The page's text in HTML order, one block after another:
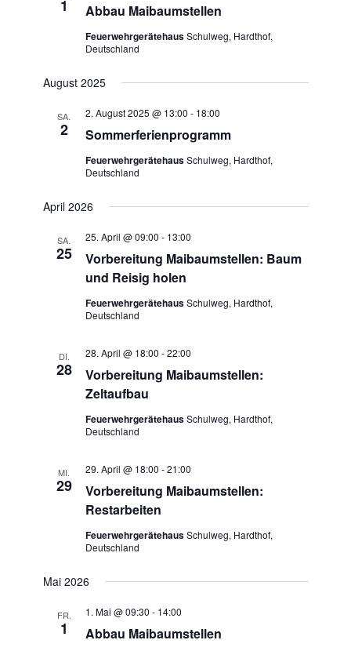
1 Abbau Maibaumstellen
FeuerwehrgerätehausSchulweg, Hardthof,
Deutschland
August 2025
SA.
2 Sommerferienprogramm
2. August 2025 @ 13:00 - 18:00
FeuerwehrgerätehausSchulweg, Hardthof,
Deutschland
April 2026
SA.
25
Vorbereitung Maibaumstellen: Baum
und Reisig holen
25. April @ 09:00 - 13:00
FeuerwehrgerätehausSchulweg, Hardthof,
Deutschland
DI.
28
Vorbereitung Maibaumstellen:
Zeltaufbau
28. April @ 18:00 -22:00
FeuerwehrgerätehausSchulweg, Hardthof,
Deutschland
MI.
29
Vorbereitung Maibaumstellen:
Restarbeiten
29. April @ 18:00 -21:00
FeuerwehrgerätehausSchulweg, Hardthof,
Deutschland
Mai 2026
FR.
1 Abbau Maibaumstellen
1. Mai @ 09:30 - 14:00